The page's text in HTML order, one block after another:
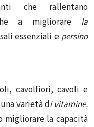
che rallentano
a migliorarela
essenziali e persino
cavolfiori, cavoli e
varietà di vitamine,
migliorare la capacità